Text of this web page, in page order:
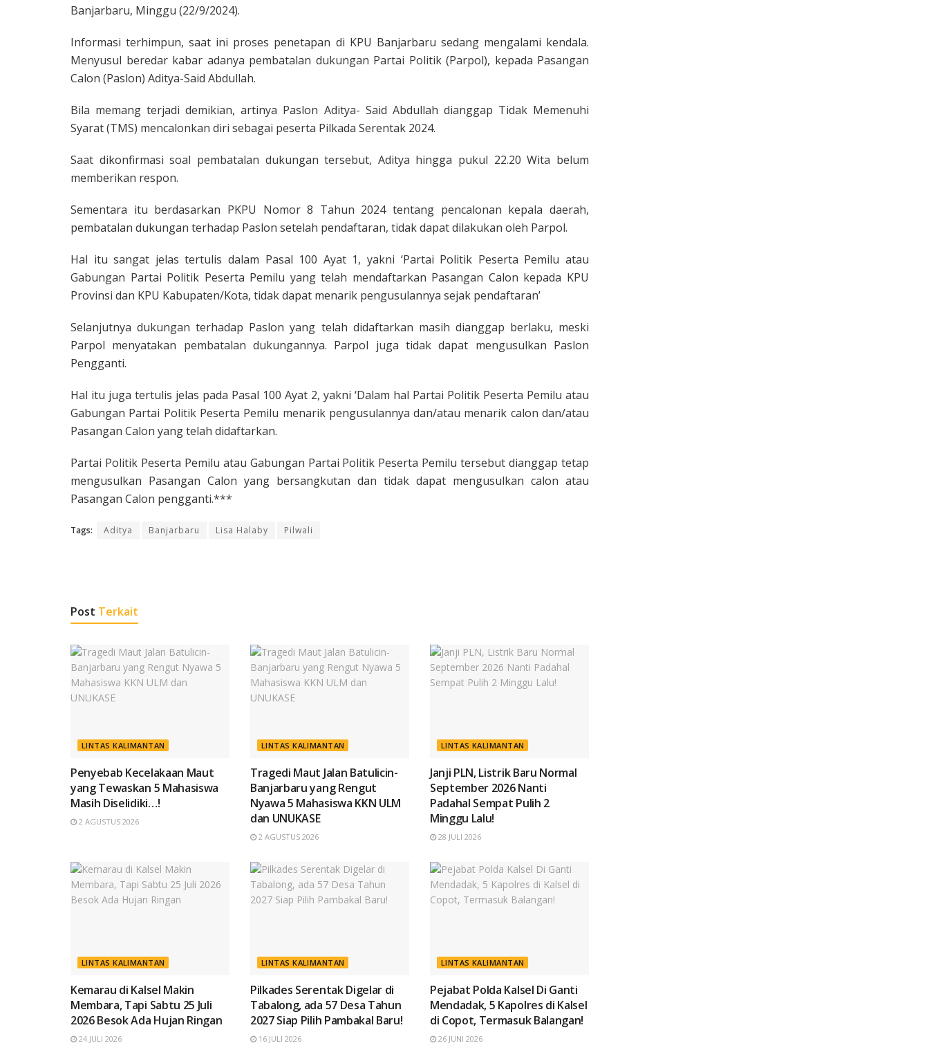
Banjarbaru, Minggu (22/9/2024).
Informasi terhimpun, saat ini proses penetapan di KPU Banjarbaru sedang mengalami kendala.
Menyusul beredar kabar adanya pembatalan dukungan Partai Politik (Parpol), kepada Pasangan
Calon (Paslon) Aditya-Said Abdullah.
Bila memang terjadi demikian, artinya Paslon Aditya- Said Abdullah dianggap Tidak Memenuhi
Syarat (TMS) mencalonkan diri sebagai peserta Pilkada Serentak 2024.
Saat dikonfirmasi soal pembatalan dukungan tersebut, Aditya hingga pukul 22.20 Wita belum
memberikan respon.
Sementara itu berdasarkan PKPU Nomor 8 Tahun 2024 tentang pencalonan kepala daerah,
pembatalan dukungan terhadap Paslon setelah pendaftaran, tidak dapat dilakukan oleh Parpol.
Hal itu sangat jelas tertulis dalam Pasal 100 Ayat 1, yakni ‘Partai Politik Peserta Pemilu atau
Gabungan Partai Politik Peserta Pemilu yang telah mendaftarkan Pasangan Calon kepada KPU
Provinsi dan KPU Kabupaten/Kota, tidak dapat menarik pengusulannya sejak pendaftaran’
Selanjutnya dukungan terhadap Paslon yang telah didaftarkan masih dianggap berlaku, meski
Parpol menyatakan pembatalan dukungannya. Parpol juga tidak dapat mengusulkan Paslon
Pengganti.
Hal itu juga tertulis jelas pada Pasal 100 Ayat 2, yakni ‘Dalam hal Partai Politik Peserta Pemilu atau
Gabungan Partai Politik Peserta Pemilu menarik pengusulannya dan/atau menarik calon dan/atau
Pasangan Calon yang telah didaftarkan.
Partai Politik Peserta Pemilu atau Gabungan Partai Politik Peserta Pemilu tersebut dianggap tetap
mengusulkan Pasangan Calon yang bersangkutan dan tidak dapat mengusulkan calon atau
Pasangan Calon pengganti.***
Tags: Aditya Banjarbaru Lisa Halaby Pilwali
Post Terkait
LINTAS KALIMANTAN
Penyebab Kecelakaan Maut
yang Tewaskan 5 Mahasiswa
Masih Diselidiki…!
2 AGUSTUS 2026
LINTAS KALIMANTAN
Tragedi Maut Jalan Batulicin-
Banjarbaru yang Rengut
Nyawa 5 Mahasiswa KKN ULM
dan UNUKASE
2 AGUSTUS 2026
LINTAS KALIMANTAN
Janji PLN, Listrik Baru Normal
September 2026 Nanti
Padahal Sempat Pulih 2
Minggu Lalu!
28 JULI 2026
LINTAS KALIMANTAN
Kemarau di Kalsel Makin
Membara, Tapi Sabtu 25 Juli
2026 Besok Ada Hujan Ringan
24 JULI 2026
LINTAS KALIMANTAN
Pilkades Serentak Digelar di
Tabalong, ada 57 Desa Tahun
2027 Siap Pilih Pambakal Baru!
16 JULI 2026
LINTAS KALIMANTAN
Pejabat Polda Kalsel Di Ganti
Mendadak, 5 Kapolres di Kalsel
di Copot, Termasuk Balangan!
26 JUNI 2026